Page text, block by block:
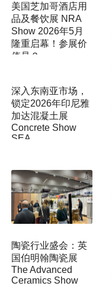
美国芝加哥酒店用
品及餐饮展 NRA
Show 2026年5月
隆重启幕！参展价
值是？
深入东南亚市场，
锁定2026年印尼雅
加达混凝土展
Concrete Show
SEA
陶瓷行业盛会：英
国伯明翰陶瓷展
The Advanced
Ceramics Show